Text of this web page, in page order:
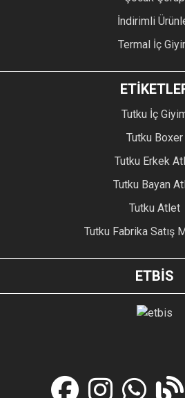
İndirimli
Termal İç
Tutku İç
Tutku Boxer
Tutku Erkek
Tutku Bayan
Tutku Atlet
Tutku Fabrika Satış
ETBİS